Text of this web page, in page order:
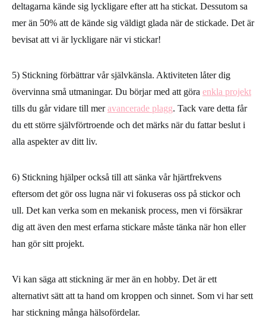
deltagarna kände sig lyckligare efter att ha stickat. Dessutom sa
mer än 50% att de kände sig väldigt glada när de stickade. Det är
bevisat att vi är lyckligare när vi stickar!
5) Stickning förbättrar vår självkänsla. Aktiviteten låter dig
övervinna små utmaningar. Du börjar med att göra enkla projekt
tills du går vidare till meravancerade plagg. Tack vare detta får
du ett större självförtroende och det märks när du fattar beslut i
alla aspekter av ditt liv.
6) Stickning hjälper också till att sänka vår hjärtfrekvens
eftersom det gör oss lugna när vi fokuseras oss på stickor och
ull. Det kan verka som en mekanisk process, men vi försäkrar
dig att även den mest erfarna stickare måste tänka när hon eller
han gör sitt projekt.
Vi kan säga att stickning är mer än en hobby. Det är ett
alternativt sätt att ta hand om kroppen och sinnet. Som vi har sett
har stickning många hälsofördelar.